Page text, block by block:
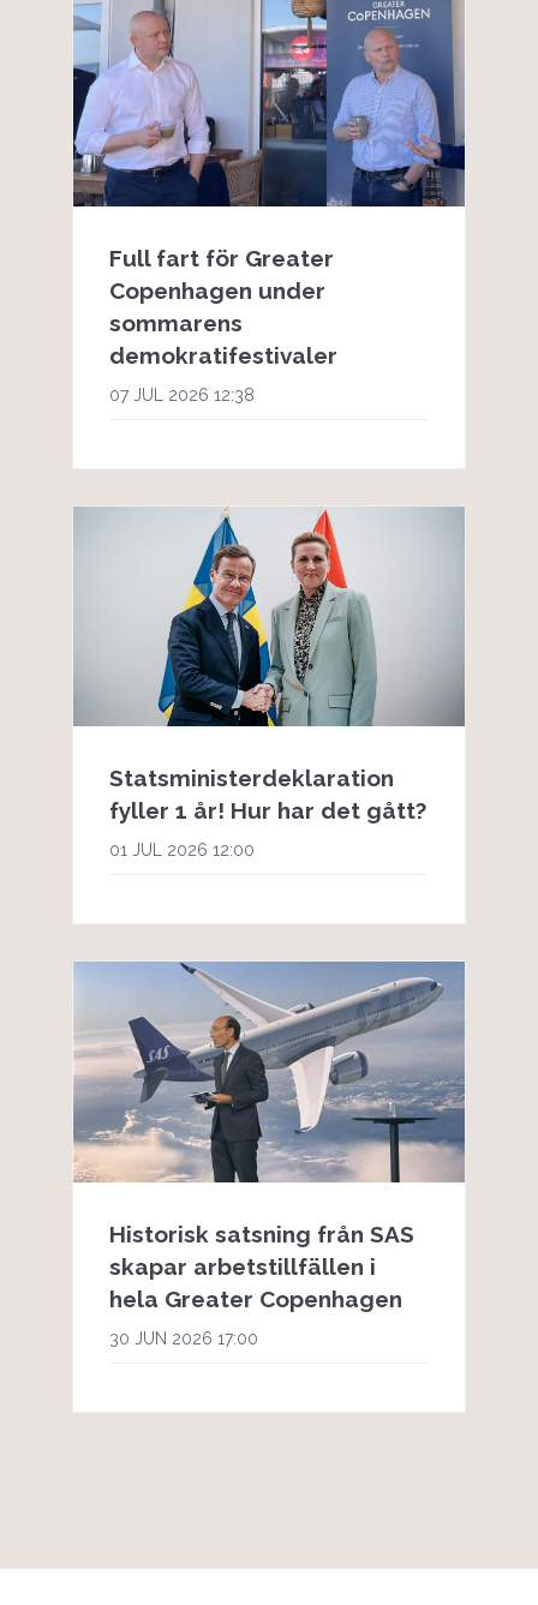
Full fart för Greater
Copenhagen under
sommarens
demokratifestivaler
07 JUL 2026 12:38
Statsministerdeklaration
fyller 1 år! Hur har det gått?
01 JUL 2026 12:00
Historisk satsning från SAS
skapar arbetstillfällen i
hela Greater Copenhagen
30 JUN 2026 17:00